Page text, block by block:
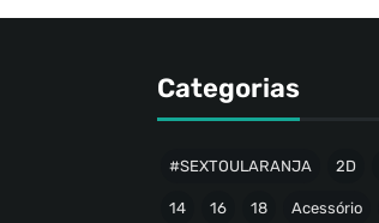
Categorias
#SEXTOULARANJA 2D
14 16 18 Acessório